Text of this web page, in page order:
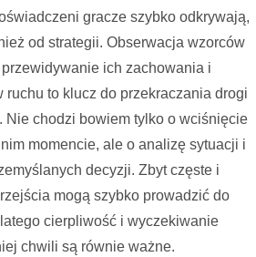
gracze szybko odkrywają,
od strategii. Obserwacja wzorców
ich zachowania i
ruchu to klucz do przekraczania drogi
Nie chodzi bowiem tylko o wciśnięcie
momencie, ale o analizę sytuacji i
decyzji. Zbyt częste i
mogą szybko prowadzić do
cierpliwość i wyczekiwanie
chwili są równie ważne.